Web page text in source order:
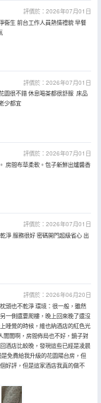
評價於：2026年07月01日
衞生 前台工作人員熱情禮貌 早餐
評價於：2026年07月01日
園很不錯 休息喝茶都很舒服 床品
少都宜
評價於：2026年07月01日
房間布草柔軟。包子新鮮出爐醬香
評價於：2026年07月01日
淨 服務很好 密碼開門超級省心 出
評價於：2026年06月20日
頭也不乾淨 環境：很一般，雖然
一側還要爬樓，晚上回來晚了還沒
睡覺的時候，維也納酒店的紅色光
闆闆啊，房間佈局也不好，鏡子對
酒店比較晚，發現這些已經是凌晨
免費給我升級的花園陽台房，但
好評，但是這家酒店我真的做不